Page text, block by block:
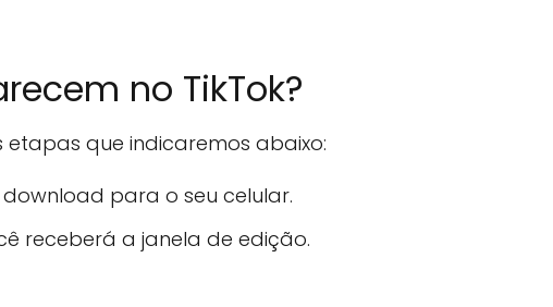
no TikTok?
etapas que indicaremos abaixo:
para o seu celular.
receberá a janela de edição.